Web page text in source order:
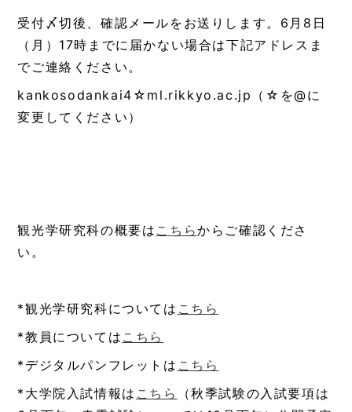
受付〆切後、確認メールをお送りします。6月8日
（月）17時までに届かない場合は下記アドレスま
でご連絡ください。
kankosodankai4☆ml.rikkyo.ac.jp（☆を@に
変更してください）
観光学研究科の概要は こちらからご確認くださ
い。
*観光学研究科については こちら
*教員については こちら
*デジタルパンフレットは こちら
*大学院入試情報は こちら
（秋季試験の入試要項は